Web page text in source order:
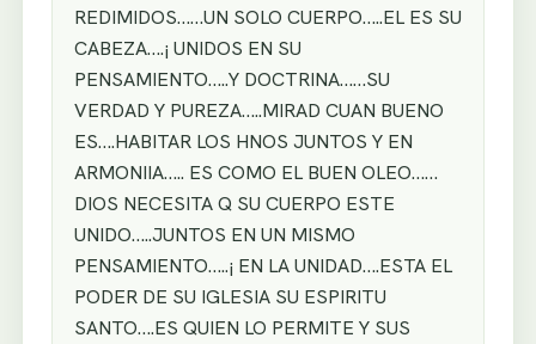
REDIMIDOS……UN SOLO CUERPO…..EL ES SU
CABEZA….¡ UNIDOS EN SU
PENSAMIENTO…..Y DOCTRINA……SU
VERDAD Y PUREZA…..MIRAD CUAN BUENO
ES….HABITAR LOS HNOS JUNTOS Y EN
ARMONIIA….. ES COMO EL BUEN OLEO……
DIOS NECESITA Q SU CUERPO ESTE
UNIDO…..JUNTOS EN UN MISMO
PENSAMIENTO…..¡ EN LA UNIDAD….ESTA EL
PODER DE SU IGLESIA SU ESPIRITU
SANTO….ES QUIEN LO PERMITE Y SUS